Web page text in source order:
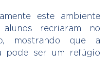
este ambiente
recriaram no
mostrando que a
pode ser um refúgio